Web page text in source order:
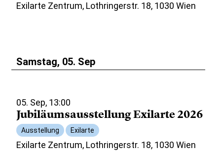
Exilarte Zentrum, Lothringerstr. 18, 1030 Wien
Samstag, 05. Sep
05. Sep, 13:00
Jubiläumsausstellung Exilarte 2026
Ausstellung Exilarte
Exilarte Zentrum, Lothringerstr. 18, 1030 Wien